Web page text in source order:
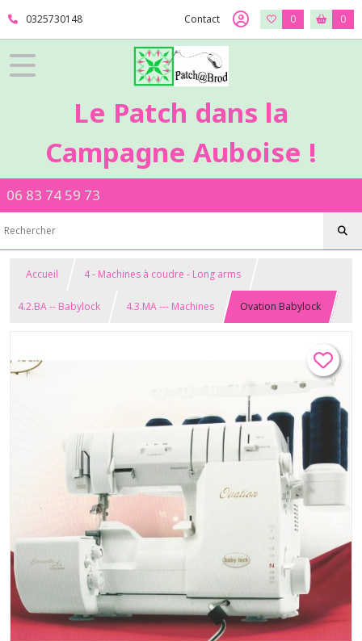
0325730148 Contact 0 0
Le Patch dans la
Campagne Auboise !
06 83 74 59 73
Accueil 4 - Machines à coudre - Long arms
4.2.BA -- Babylock 4.3.MA --- Machines Ovation Babylock